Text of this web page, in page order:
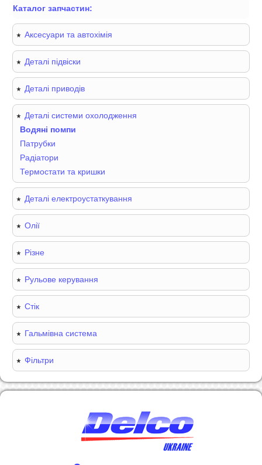
Каталог запчастин:
Аксесуари та автохімія
Деталі підвіски
Деталі приводів
Деталі системи охолодження
Водяні помпи
Патрубки
Радіатори
Термостати та кришки
Деталі електроустаткування
Олії
Різне
Рульове керування
Стік
Гальмівна система
Фільтри